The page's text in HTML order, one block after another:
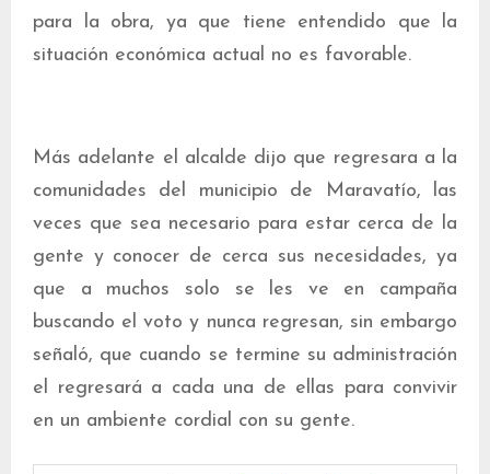
para la obra, ya que tiene entendido que la
situación económica actual no es favorable.
Más adelante el alcalde dijo que regresara a la
comunidades del municipio de Maravatío, las
veces que sea necesario para estar cerca de la
gente y conocer de cerca sus necesidades, ya
que a muchos solo se les ve en campaña
buscando el voto y nunca regresan, sin embargo
señaló, que cuando se termine su administración
el regresará a cada una de ellas para convivir
en un ambiente cordial con su gente.